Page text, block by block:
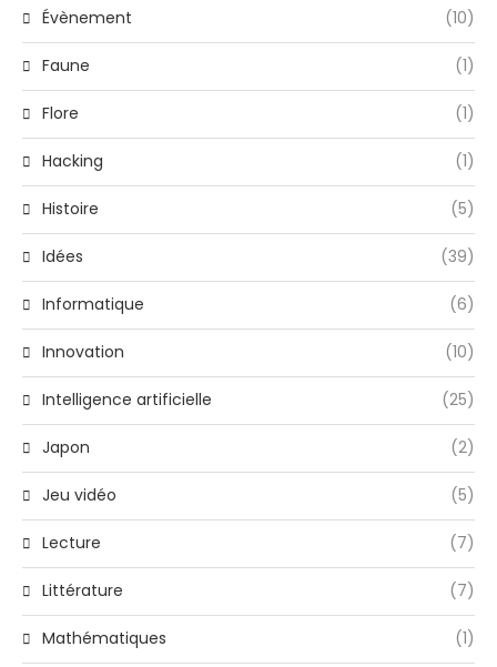
Évènement (10)
Faune (1)
Flore (1)
Hacking (1)
Histoire (5)
Idées (39)
Informatique (6)
Innovation (10)
Intelligence artificielle (25)
Japon (2)
Jeu vidéo (5)
Lecture (7)
Littérature (7)
Mathématiques (1)